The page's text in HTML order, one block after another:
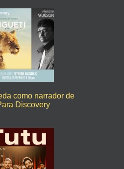
como narrador de
Discovery